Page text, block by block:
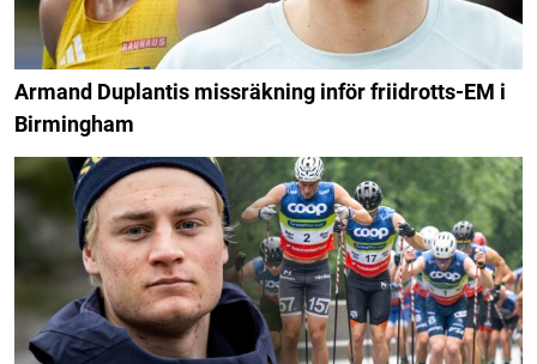
Armand Duplantis missräkning inför friidrotts-EM i
Birmingham